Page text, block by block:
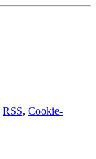
RSS, Cookie-